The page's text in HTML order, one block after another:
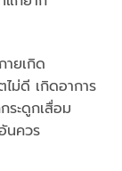
ายเกิด
ไม่ดี เกิดอาการ
ระดูกเสื่อม
นควร